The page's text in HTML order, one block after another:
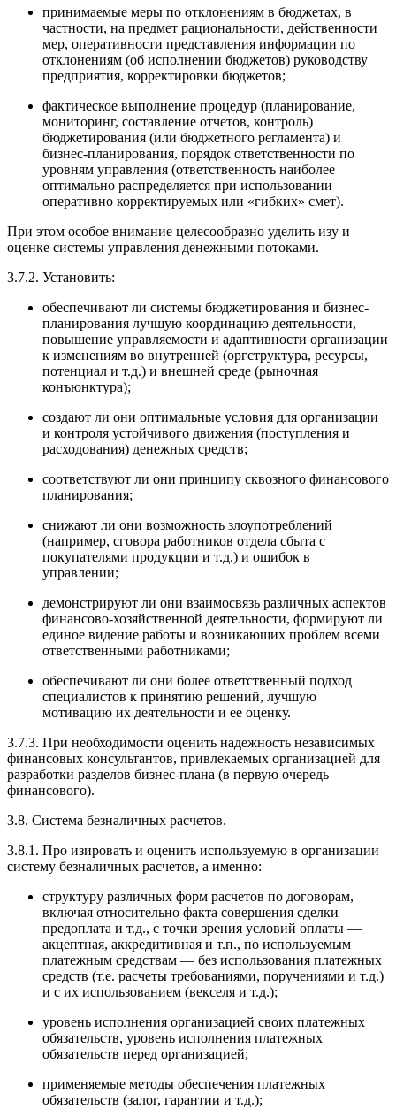
принимаемые меры по отклонениям в бюджетах, в
частности, на предмет рациональности, действенности
мер, оперативности представления информации по
отклонениям (об исполнении бюджетов) руководству
предприятия, корректировки бюджетов;
фактическое выполнение процедур (планирование,
мониторинг, составление отчетов, контроль)
бюджетирования (или бюджетного регламента) и
бизнес-планирования, порядок ответственности по
уровням управления (ответственность наиболее
оптимально распределяется при использовании
оперативно корректируемых или «гибких» смет).
При этом особое внимание целесообразно уделить изу и
оценке системы управления денежными потоками.
3.7.2. Установить:
обеспечивают ли системы бюджетирования и бизнес-
планирования лучшую координацию деятельности,
повышение управляемости и адаптивности организации
к изменениям во внутренней (оргструктура, ресурсы,
потенциал и т.д.) и внешней среде (рыночная
конъюнктура);
создают ли они оптимальные условия для организации
и контроля устойчивого движения (поступления и
расходования) денежных средств;
соответствуют ли они принципу сквозного финансового
планирования;
снижают ли они возможность злоупотреблений
(например, сговора работников отдела сбыта с
покупателями продукции и т.д.) и ошибок в
управлении;
демонстрируют ли они взаимосвязь различных аспектов
финансово-хозяйственной деятельности, формируют ли
единое видение работы и возникающих проблем всеми
ответственными работниками;
обеспечивают ли они более ответственный подход
специалистов к принятию решений, лучшую
мотивацию их деятельности и ее оценку.
3.7.3. При необходимости оценить надежность независимых
финансовых консультантов, привлекаемых организацией для
разработки разделов бизнес-плана (в первую очередь
финансового).
3.8. Система безналичных расчетов.
3.8.1. Про изировать и оценить используемую в организации
систему безналичных расчетов, а именно:
структуру различных форм расчетов по договорам,
включая относительно факта совершения сделки —
предоплата и т.д., с точки зрения условий оплаты —
акцептная, аккредитивная и т.п., по используемым
платежным средствам — без использования платежных
средств (т.е. расчеты требованиями, поручениями и т.д.)
и с их использованием (векселя и т.д.);
уровень исполнения организацией своих платежных
обязательств, уровень исполнения платежных
обязательств перед организацией;
применяемые методы обеспечения платежных
обязательств (залог, гарантии и т.д.);